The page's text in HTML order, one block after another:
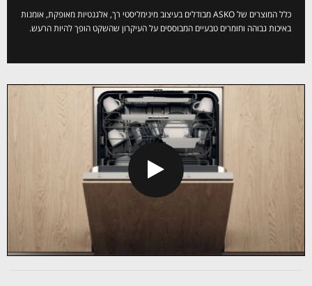
כלל המוצרים של ASKO מבודלים בעיצוב מינימליסטי רך, אלגנטיות מאופקת, אומנות
באיכות גבוהה וחומרים טבעיים המבוססים על העיקרון שהשקט הופך להיות הרעש.